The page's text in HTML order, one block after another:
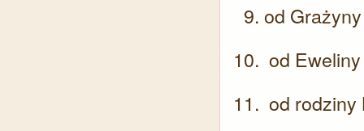
od
od
od